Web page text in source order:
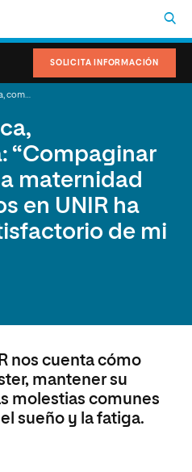
SOLICITA INFORMACIÓN
“Compaginar
maternidad
en UNIR ha
de mi
nos cuenta cómo
mantener su
molestias comunes
sueño y la fatiga.